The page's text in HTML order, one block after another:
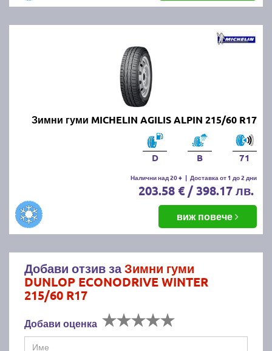
Зимни гуми MICHELIN AGILIS ALPIN 215/60 R17
D B 71
Налични над 20 + | Доставка от 1 до 2 дни
203.58 € / 398.17 лв.
виж повече
Добави отзив заЗимни гуми
DUNLOP ECONODRIVE WINTER
215/60 R17
Добави оценка